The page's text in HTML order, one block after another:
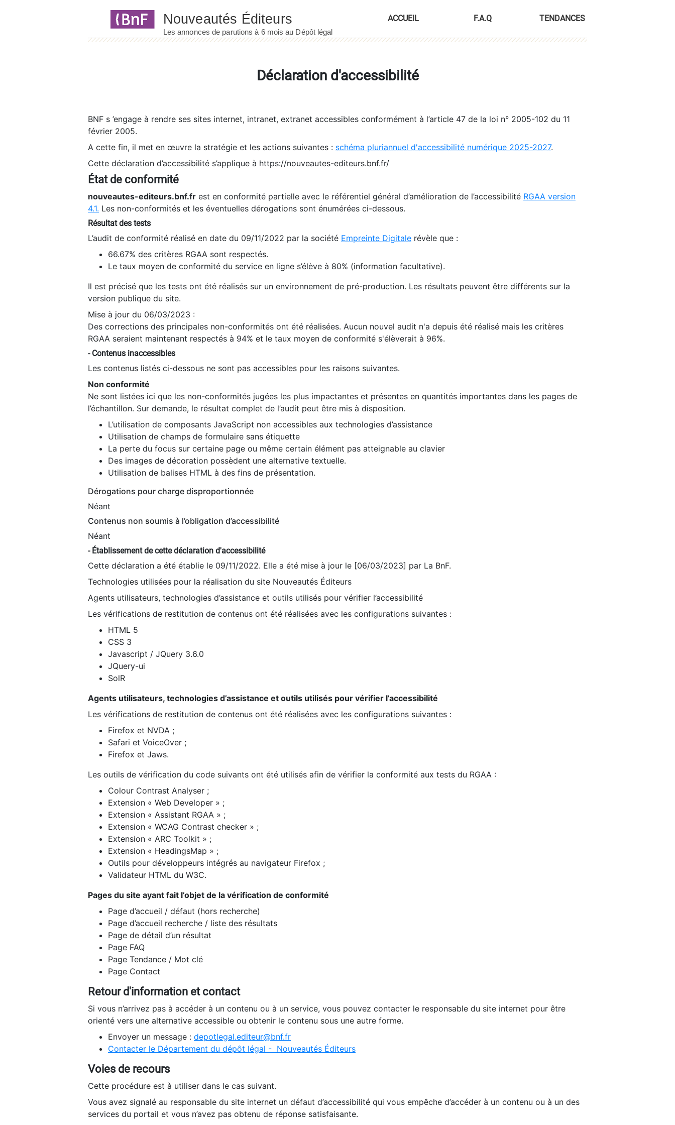
ACCUEIL F.A.Q TENDANCES
Déclaration d'accessibilité
BNF s ’engage à rendre ses sites internet, intranet, extranet accessibles conformément à l’article 47 de la loi n° 2005-102 du 11
février 2005.
A cette fin, il met en œuvre la stratégie et les actions suivantes : schéma pluriannuel d'accessibilité numérique 2025-2027.
Cette déclaration d’accessibilité s’applique à https://nouveautes-editeurs.bnf.fr/
État de conformité
nouveautes-editeurs.bnf.fr est en conformité partielle avec le référentiel général d’amélioration de l’accessibilité RGAA version
4.1. Les non-conformités et les éventuelles dérogations sont énumérées ci-dessous.
Résultat des tests
L’audit de conformité réalisé en date du 09/11/2022 par la société Empreinte Digitale révèle que :
66.67% des critères RGAA sont respectés.
Le taux moyen de conformité du service en ligne s’élève à 80% (information facultative).
Il est précisé que les tests ont été réalisés sur un environnement de pré-production. Les résultats peuvent être différents sur la
version publique du site.
Mise à jour du 06/03/2023 :
Des corrections des principales non-conformités ont été réalisées. Aucun nouvel audit n'a depuis été réalisé mais les critères
RGAA seraient maintenant respectés à 94% et le taux moyen de conformité s'élèverait à 96%.
- Contenus inaccessibles
Les contenus listés ci-dessous ne sont pas accessibles pour les raisons suivantes.
Non conformité
Ne sont listées ici que les non-conformités jugées les plus impactantes et présentes en quantités importantes dans les pages de
l’échantillon. Sur demande, le résultat complet de l’audit peut être mis à disposition.
L’utilisation de composants JavaScript non accessibles aux technologies d’assistance
Utilisation de champs de formulaire sans étiquette
La perte du focus sur certaine page ou même certain élément pas atteignable au clavier
Des images de décoration possèdent une alternative textuelle.
Utilisation de balises HTML à des fins de présentation.
Dérogations pour charge disproportionnée
Néant
Contenus non soumis à l’obligation d’accessibilité
Néant
- Établissement de cette déclaration d'accessibilité
Cette déclaration a été établie le 09/11/2022. Elle a été mise à jour le [06/03/2023] par La BnF.
Technologies utilisées pour la réalisation du site Nouveautés Éditeurs
Agents utilisateurs, technologies d’assistance et outils utilisés pour vérifier l’accessibilité
Les vérifications de restitution de contenus ont été réalisées avec les configurations suivantes :
HTML 5
CSS 3
Javascript / JQuery 3.6.0
JQuery-ui
SolR
Agents utilisateurs, technologies d’assistance et outils utilisés pour vérifier l’accessibilité
Les vérifications de restitution de contenus ont été réalisées avec les configurations suivantes :
Firefox et NVDA ;
Safari et VoiceOver ;
Firefox et Jaws.
Les outils de vérification du code suivants ont été utilisés afin de vérifier la conformité aux tests du RGAA :
Colour Contrast Analyser ;
Extension « Web Developer » ;
Extension « Assistant RGAA » ;
Extension « WCAG Contrast checker » ;
Extension « ARC Toolkit » ;
Extension « HeadingsMap » ;
Outils pour développeurs intégrés au navigateur Firefox ;
Validateur HTML du W3C.
Pages du site ayant fait l’objet de la vérification de conformité
Page d’accueil / défaut (hors recherche)
Page d’accueil recherche / liste des résultats
Page de détail d’un résultat
Page FAQ
Page Tendance / Mot clé
Page Contact
Retour d'information et contact
Si vous n’arrivez pas à accéder à un contenu ou à un service, vous pouvez contacter le responsable du site internet pour être
orienté vers une alternative accessible ou obtenir le contenu sous une autre forme.
Envoyer un message : depotlegal.editeur@bnf.fr
Contacter le Département du dépôt légal - Nouveautés Éditeurs
Voies de recours
Cette procédure est à utiliser dans le cas suivant.
Vous avez signalé au responsable du site internet un défaut d’accessibilité qui vous empêche d’accéder à un contenu ou à un des
services du portail et vous n’avez pas obtenu de réponse satisfaisante.